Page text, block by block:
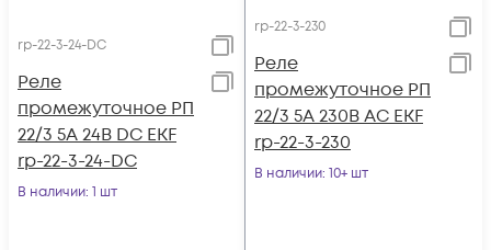
rp-22-3-24-DC
Реле
промежуточное РП
22/3 5А 24В DC EKF
rp-22-3-24-DC
В наличии: 1 шт
rp-22-3-230
Реле
промежуточное РП
22/3 5А 230В AC EKF
rp-22-3-230
В наличии: 10+ шт